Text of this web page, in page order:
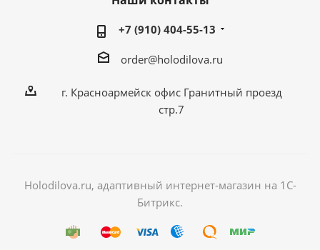
+7 (910) 404-55-13
order@holodilova.ru
г. Красноармейск офис Гранитный проезд
стр.7
Holodilova.ru, адаптивный интернет-магазин на 1С-
Битрикс.